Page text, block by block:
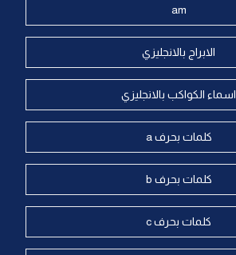
am
الابراج بالانجليزي
اسماء الكواكب بالانجليزي
كلمات بحرف a
كلمات بحرف b
كلمات بحرف c